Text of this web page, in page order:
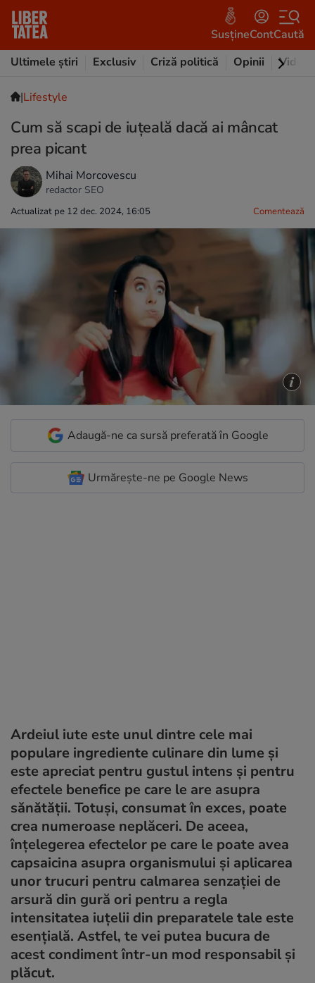
SusțineContCaută
Ultimele știri
Exclusiv Criză politică Opinii Video
|Lifestyle
Cum să scapi de iuțeală dacă ai mâncat
prea picant
Mihai Morcovescu
redactor SEO
Actualizat pe 12 dec. 2024, 16:05 Comentează
Adaugă-ne ca sursă preferată în Google
Urmărește-ne pe Google News
Ardeiul iute este unul dintre cele mai
populare ingrediente culinare din lume și
este apreciat pentru gustul intens și pentru
efectele benefice pe care le are asupra
sănătății. Totuși, consumat în exces, poate
crea numeroase neplăceri. De aceea,
înțelegerea efectelor pe care le poate avea
capsaicina asupra organismului și aplicarea
unor trucuri pentru calmarea senzației de
arsură din gură ori pentru a regla
intensitatea iuțelii din preparatele tale este
esențială. Astfel, te vei putea bucura de
acest condiment într-un mod responsabil și
plăcut.